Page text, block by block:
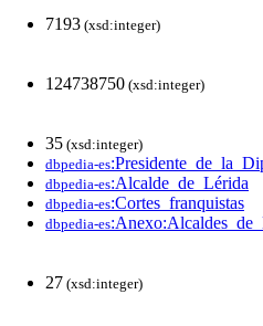
7193 (xsd:integer)
124738750 (xsd:integer)
35 (xsd:integer)
dbpedia-es
dbpedia-es:Alcalde_de_Lérida
dbpedia-es:Cortes_franquistas
dbpedia-es
27 (xsd:integer)